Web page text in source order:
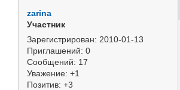
zarina
Участник
Зарегистрирован: 2010-01-13
Приглашений: 0
Сообщений: 17
Уважение: +1
Позитив: +3